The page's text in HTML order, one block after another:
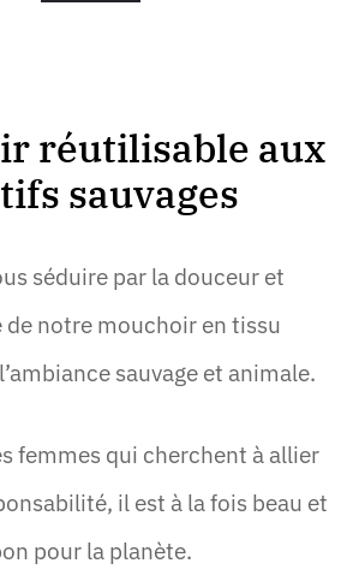
réutilisable aux
sauvages
séduire par la douceur et
de notre mouchoir en tissu
sauvage et animale.
femmes qui cherchent à allier
il est à la fois beau et
pour la planète.